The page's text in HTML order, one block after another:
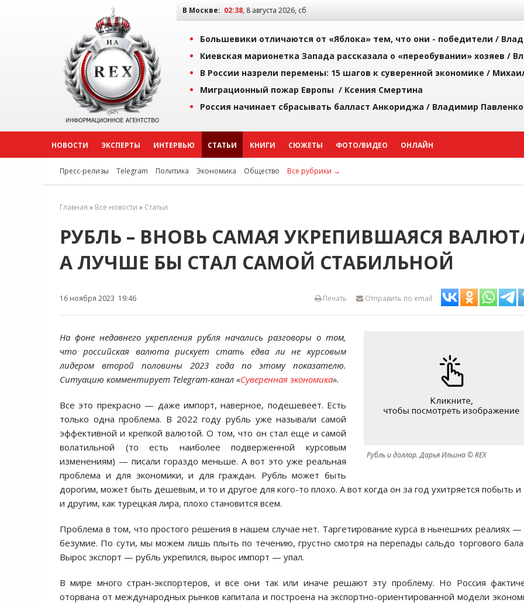
В Москве: 02:38, 8 августа 2026, сб
Большевики отличаются от «Яблока» тем, что они - победители /
Киевская марионетка Запада рассказала о «переобувании» хозяев /
В России назрели перемены: 15 шагов к суверенной экономике /
Миграционный пожар Европы / Ксения Смертина
Россия начинает сбрасывать балласт Анкориджа / Владимир Павленко
НОВОСТИ ЭКСПЕРТЫ ИНТЕРВЬЮ СТАТЬИ КНИГИ СЮЖЕТЫ ФОТО/ВИДЕО ОНЛАЙН
Пресс-релизы Telegram Политика Экономика Общество Все рубрики →
Главная » Все новости » Статьи
РУБЛЬ – ВНОВЬ САМАЯ УКРЕПИВШАЯСЯ
А ЛУЧШЕ БЫ СТАЛ САМОЙ СТАБИЛЬНОЙ
16 ноября 2023 19:46 Отправить по email
Печать
Рубль и доллар. Дарья Ильина © REX
На фоне недавнего укрепления рубля начались разговоры о том,
что российская валюта рискует стать едва ли не курсовым
лидером второй половины 2023 года по этому показателю.
Ситуацию комментирует Telegram-канал «Суверенная экономика».
Все это прекрасно — даже импорт, наверное, подешевеет. Есть
только одна проблема. В 2022 году рубль уже называли самой
эффективной и крепкой валютой. О том, что он стал еще и самой
волатильной (то есть наиболее подверженной курсовым
изменениям) — писали гораздо меньше. А вот это уже реальная
проблема и для экономики, и для граждан. Рубль может быть
дорогим, может быть дешевым, и то и другое для кого-то плохо. А вот когда он за год ухитряется побыть и
и другим, как турецкая лира, плохо становится всем.
Проблема в том, что простого решения в нашем случае нет. Таргетирование курса в нынешних реалиях —
безумие. По сути, мы можем лишь плыть по течению, грустно смотря на перепады сальдо торгового
Вырос экспорт — рубль укрепился, вырос импорт — упал.
В мире много стран-экспортеров, и все они так или иначе решают эту проблему. Но Россия
оторвана от международных рынков капитала и построена на экспортно-ориентированной модели